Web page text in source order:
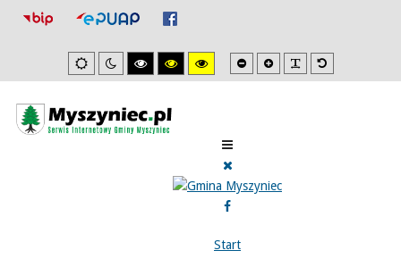
Ustawienia
domyslne
Tryb
nocny
Wysoki
kontrast
Wysoki
kontrast
Wysoki
kontrast
Mniejsza
czcionka
Zwiększona
czcionka
Domyślna
czcionka
Start